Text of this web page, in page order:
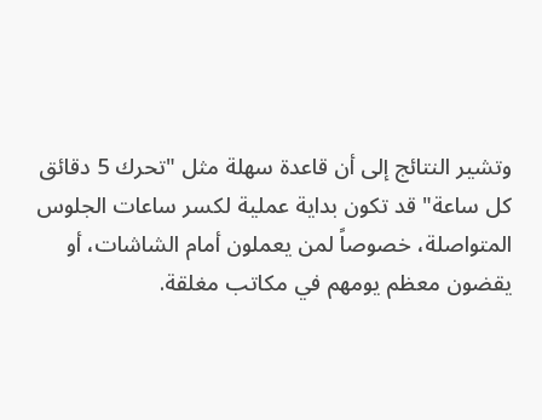
وتشير النتائج إلى أن قاعدة سهلة مثل "تحرك 5 دقائق
كل ساعة" قد تكون بداية عملية لكسر ساعات الجلوس
المتواصلة، خصوصاً لمن يعملون أمام الشاشات، أو
يقضون معظم يومهم في مكاتب مغلقة.